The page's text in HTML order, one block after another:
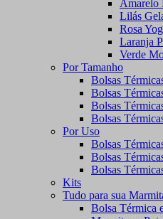
Amarelo
Lilás
Rosa
Laranja
Verde
Por Tamanho
Bolsas
Bolsas
Bolsas
Bolsas
Por Uso
Bolsas
Bolsas
Bolsas
Kits
Tudo para sua
Bolsa Térmica